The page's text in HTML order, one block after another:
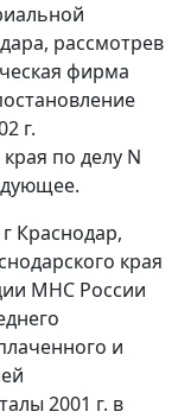
рассмотрев
фирма
г.
по делу N
Краснодар,
края
МНС России
и
2001 г. в